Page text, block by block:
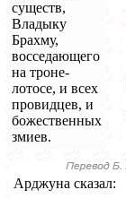
существ,
Владыку
Брахму,
восседающего
на троне-
лотосе, и всех
провидцев, и
божественных
змиев.
Арджуна сказал: